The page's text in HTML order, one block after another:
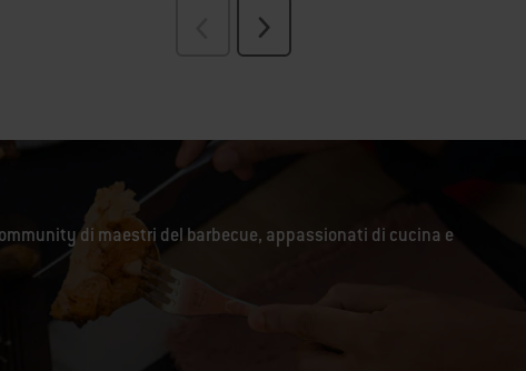
di maestri del barbecue, appassionati di cucina e